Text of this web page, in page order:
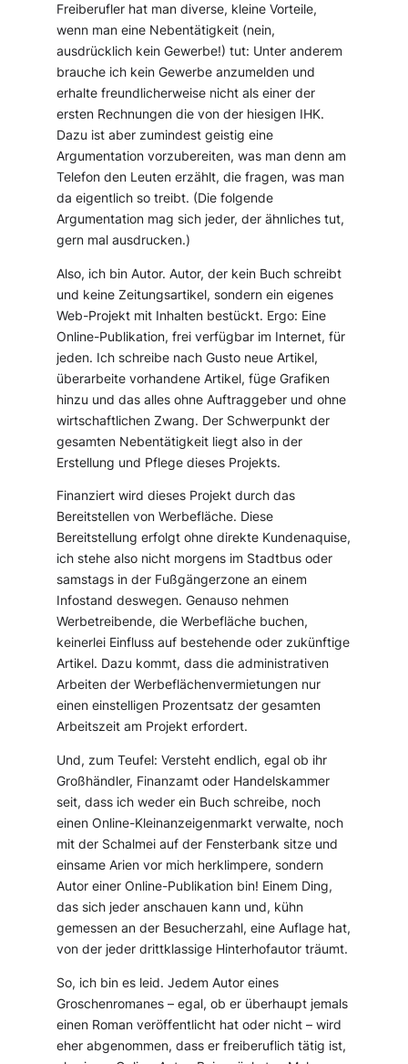
Freiberufler hat man diverse, kleine Vorteile,
wenn man eine Nebentätigkeit (nein,
ausdrücklich kein Gewerbe!) tut: Unter anderem
brauche ich kein Gewerbe anzumelden und
erhalte freundlicherweise nicht als einer der
ersten Rechnungen die von der hiesigen IHK.
Dazu ist aber zumindest geistig eine
Argumentation vorzubereiten, was man denn am
Telefon den Leuten erzählt, die fragen, was man
da eigentlich so treibt. (Die folgende
Argumentation mag sich jeder, der ähnliches tut,
gern mal ausdrucken.)
Also, ich bin Autor. Autor, der kein Buch schreibt
und keine Zeitungsartikel, sondern ein eigenes
Web-Projekt mit Inhalten bestückt. Ergo: Eine
Online-Publikation, frei verfügbar im Internet, für
jeden. Ich schreibe nach Gusto neue Artikel,
überarbeite vorhandene Artikel, füge Grafiken
hinzu und das alles ohne Auftraggeber und ohne
wirtschaftlichen Zwang. Der Schwerpunkt der
gesamten Nebentätigkeit liegt also in der
Erstellung und Pflege dieses Projekts.
Finanziert wird dieses Projekt durch das
Bereitstellen von Werbefläche. Diese
Bereitstellung erfolgt ohne direkte Kundenaquise,
ich stehe also nicht morgens im Stadtbus oder
samstags in der Fußgängerzone an einem
Infostand deswegen. Genauso nehmen
Werbetreibende, die Werbefläche buchen,
keinerlei Einfluss auf bestehende oder zukünftige
Artikel. Dazu kommt, dass die administrativen
Arbeiten der Werbeflächenvermietungen nur
einen einstelligen Prozentsatz der gesamten
Arbeitszeit am Projekt erfordert.
Und, zum Teufel: Versteht endlich, egal ob ihr
Großhändler, Finanzamt oder Handelskammer
seit, dass ich weder ein Buch schreibe, noch
einen Online-Kleinanzeigenmarkt verwalte, noch
mit der Schalmei auf der Fensterbank sitze und
einsame Arien vor mich herklimpere, sondern
Autor einer Online-Publikation bin! Einem Ding,
das sich jeder anschauen kann und, kühn
gemessen an der Besucherzahl, eine Auflage hat,
von der jeder drittklassige Hinterhofautor träumt.
So, ich bin es leid. Jedem Autor eines
Groschenromanes – egal, ob er überhaupt jemals
einen Roman veröffentlicht hat oder nicht – wird
eher abgenommen, dass er freiberuflich tätig ist,